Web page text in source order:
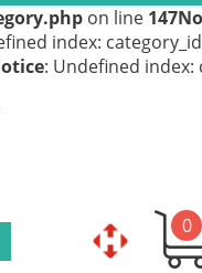
on line 147
index:
: Undefined index:
0